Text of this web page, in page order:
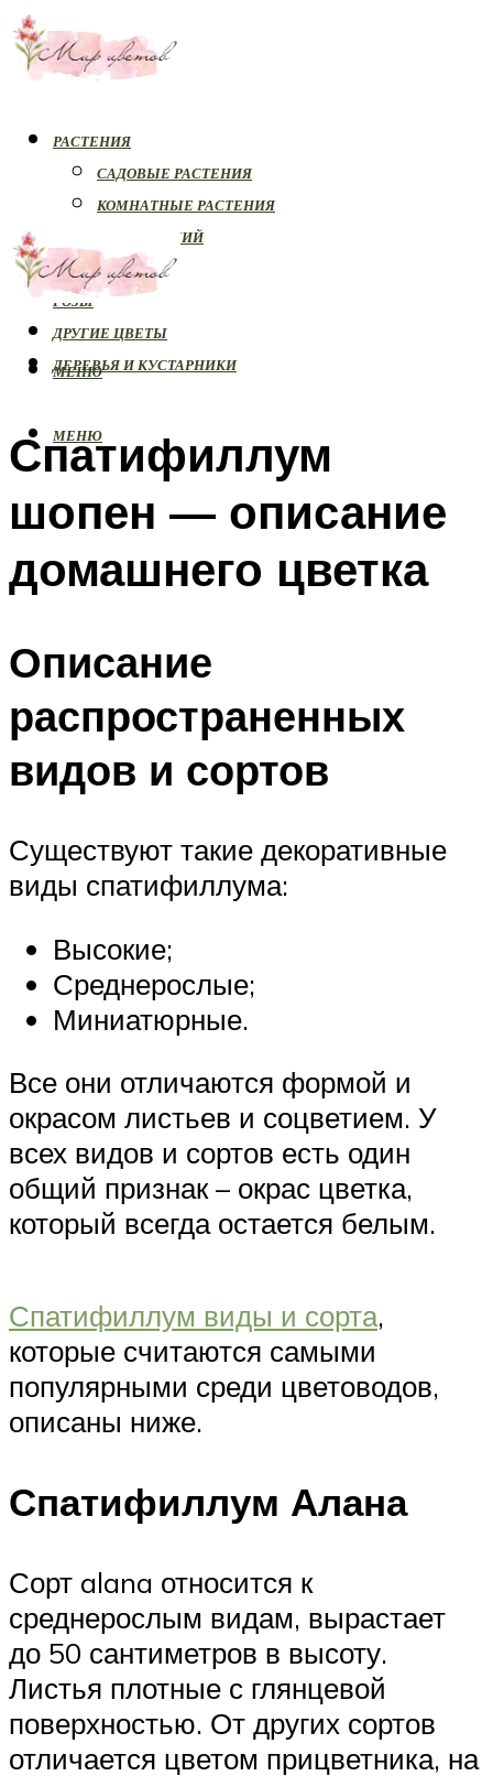
РАСТЕНИЯ
САДОВЫЕ РАСТЕНИЯ
КОМНАТНЫЕ РАСТЕНИЯ
БОЛЕЗНИ РАСТЕНИЙ
ОРХИДЕИ
РОЗЫ
ДРУГИЕ ЦВЕТЫ
ДЕРЕВЬЯ И КУСТАРНИКИ
МЕНЮ
МЕНЮ
Спатифиллум
шопен — описание
домашнего цветка
Описание
распространенных
видов и сортов
Существуют такие декоративные
виды спатифиллума:
Высокие;
Среднерослые;
Миниатюрные.
Все они отличаются формой и
окрасом листьев и соцветием. У
всех видов и сортов есть один
общий признак – окрас цветка,
который всегда остается белым.
Спатифиллум виды и сорта,
которые считаются самыми
популярными среди цветоводов,
описаны ниже.
Спатифиллум Алана
Сорт alana относится к
среднерослым видам, вырастает
до 50 сантиметров в высоту.
Листья плотные с глянцевой
поверхностью. От других сортов
отличается цветом прицветника, на